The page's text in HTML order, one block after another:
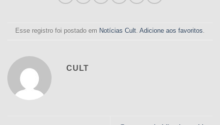
Esse registro foi postado em Notícias Cult Adicione aos favoritos
CULT